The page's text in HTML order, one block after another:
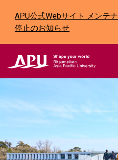
APU公式Webサイト メンテ
停止のお知らせ